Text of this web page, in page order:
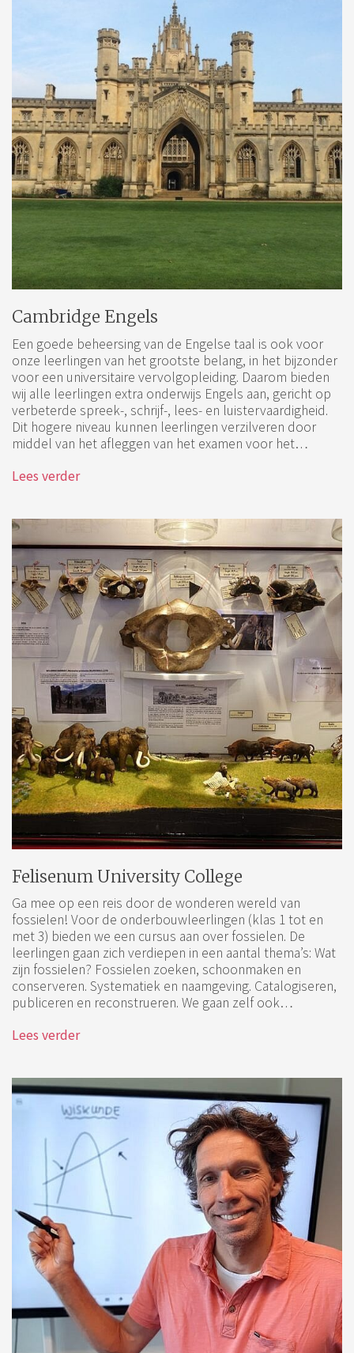
Cambridge Engels
Een goede beheersing van de Engelse taal is ook voor
onze leerlingen van het grootste belang, in het bijzonder
voor een universitaire vervolgopleiding. Daarom bieden
wij alle leerlingen extra onderwijs Engels aan, gericht op
verbeterde spreek-, schrijf-, lees- en luistervaardigheid.
Dit hogere niveau kunnen leerlingen verzilveren door
middel van het afleggen van het examen voor het…
Lees verder
Felisenum University College
Ga mee op een reis door de wonderen wereld van
fossielen! Voor de onderbouwleerlingen (klas 1 tot en
met 3) bieden we een cursus aan over fossielen. De
leerlingen gaan zich verdiepen in een aantal thema’s: Wat
zijn fossielen? Fossielen zoeken, schoonmaken en
conserveren. Systematiek en naamgeving. Catalogiseren,
publiceren en reconstrueren. We gaan zelf ook…
Lees verder